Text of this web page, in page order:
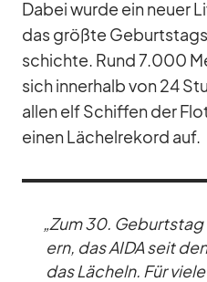
Da­bei wurde ein neuer
das größte
schichte. Rund 7.000
sich in­ner­halb von 24
al­len elf Schif­fen der
ei­nen Lä­chel­re­kord auf.
„Zum 30.
ern, das AIDA seit
das Lä­cheln. Für